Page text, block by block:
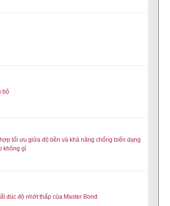
bộ
tối ưu giữa độ bền và khả năng chống biến dạng
không gỉ
đúc độ nhớt thấp của Master Bond